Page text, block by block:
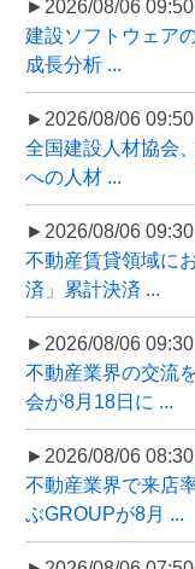
►2026/08/06 09:50
建設ソフトウェア
成長分析 ...
►2026/08/06 09:50
全国建設人材協会
への人材 ...
►2026/08/06 09:30
不動産賃貸領域に
済」累計決済 ...
►2026/08/06 09:30
不動産業界の交流
会が8月18日に ...
►2026/08/06 08:30
不動産業界で来店
ぶGROUPが8月 ...